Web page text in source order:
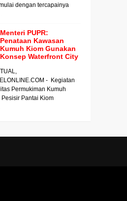
dengan tercapainya
Menteri PUPR:
Penataan Kawasan
Kumuh Kiom Gunakan
Konsep Waterfront City
TUAL,
- Kegiatan
Permukiman Kumuh
Pantai Kiom